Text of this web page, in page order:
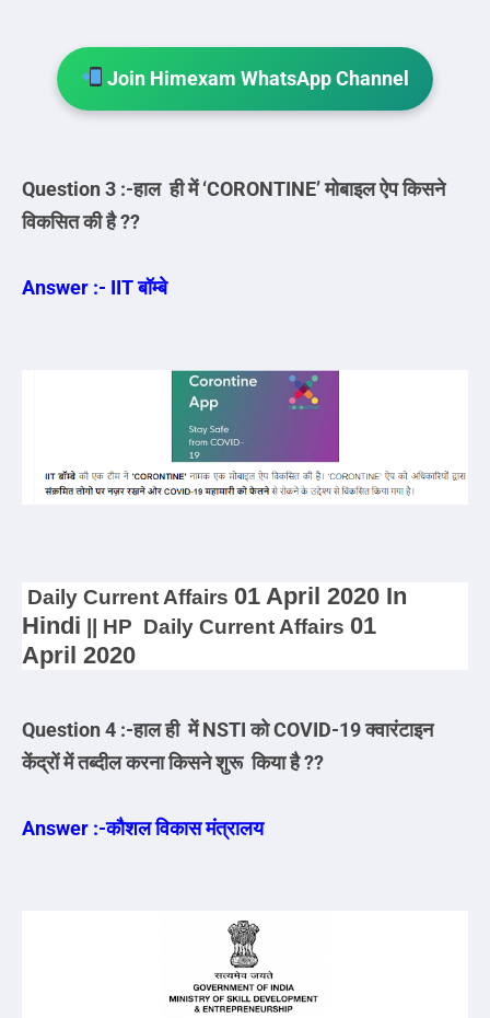
Join Himexam WhatsApp Channel
Question 3 :-हाल ही में ‘CORONTINE’ मोबाइल ऐप किसने
विकसित की है ??
Answer :- IIT बॉम्बे
Daily Current Affairs 01 April 2020 In
Hindi || HP Daily Current Affairs 01
April 2020
Question 4 :-हाल ही में NSTI को COVID-19 क्वारंटाइन
केंद्रों में तब्दील करना किसने शुरू किया है ??
Answer :-कौशल विकास मंत्रालय